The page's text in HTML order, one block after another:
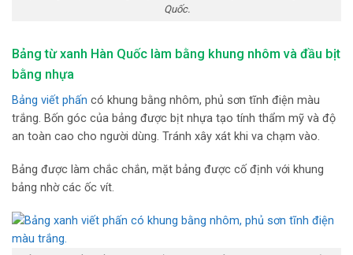
Quốc.
Bảng từ xanh Hàn Quốc làm bằng khung nhôm và đầu bịt
bằng nhựa
Bảng viết phấn có khung bằng nhôm, phủ sơn tĩnh điện màu
trắng. Bốn góc của bảng được bịt nhựa tạo tính thẩm mỹ và độ
an toàn cao cho người dùng. Tránh xây xát khi va chạm vào.
Bảng được làm chắc chắn, mặt bảng được cố định với khung
bảng nhờ các ốc vít.